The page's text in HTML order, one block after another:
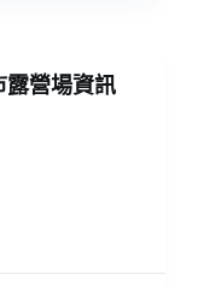
露營場資訊